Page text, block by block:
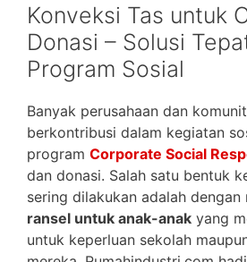
Konveksi Tas untuk
Donasi – Solusi
Program Sosial
Banyak perusahaan dan
berkontribusi dalam kegiatan
program Corporate Social
dan donasi. Salah satu bentuk
sering dilakukan adalah dengan
ransel untuk anak-anak yang
untuk keperluan sekolah